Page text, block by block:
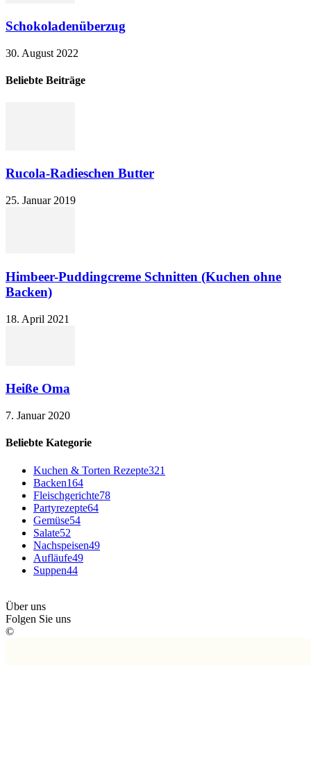
Schokoladenüberzug
30. August 2022
Beliebte Beiträge
Rucola-Radieschen Butter
25. Januar 2019
Himbeer-Puddingcreme Schnitten (Kuchen ohne
Backen)
18. April 2021
Heiße Oma
7. Januar 2020
Beliebte Kategorie
Kuchen & Torten Rezepte321
Backen164
Fleischgerichte78
Partyrezepte64
Gemüse54
Salate52
Nachspeisen49
Aufläufe49
Suppen44
Über uns
Folgen Sie uns
©